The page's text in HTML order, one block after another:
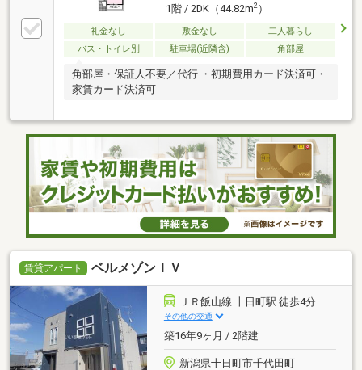
1階 / 2DK（44.82m2）
礼金なし 敷金なし
二人暮らし
バス・トイレ別
駐車場(近隣含) 角部屋
角部屋・保証人不要／代行 ・初期費用カード決済可・
家賃カード決済可
賃貸アパート ベルメゾンＩＶ
ＪＲ飯山線 十日町駅 徒歩4分
その他の交通
築16年9ヶ月 / 2階建
新潟県十日町市千代田町